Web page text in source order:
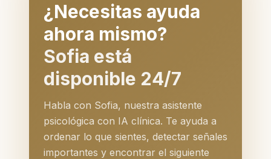
¿Necesitas ayuda
ahora mismo?
Sofia está
disponible 24/7
Habla con Sofia, nuestra asistente
psicológica con IA clínica. Te ayuda a
ordenar lo que sientes, detectar señales
importantes y encontrar el siguiente